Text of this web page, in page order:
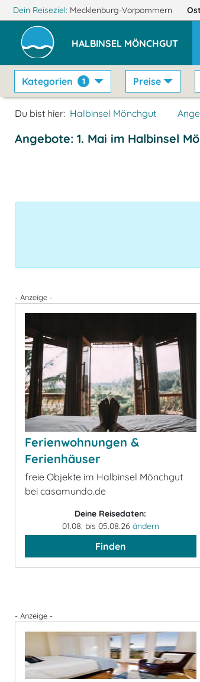
Dein Reiseziel: Mecklenburg-Vorpommern
HALBINSEL MÖNCHGUT
Kategorien 1 Preise
Du bist hier: Halbinsel Mönchgut
Angebote: 1. Mai im Halbinsel
- Anzeige -
Ferienwohnungen &
Ferienhäuser
freie Objekte im Halbinsel Mönchgut
bei casamundo.de
Deine Reisedaten:
01.08. bis 05.08.26 ändern
Finden
- Anzeige -